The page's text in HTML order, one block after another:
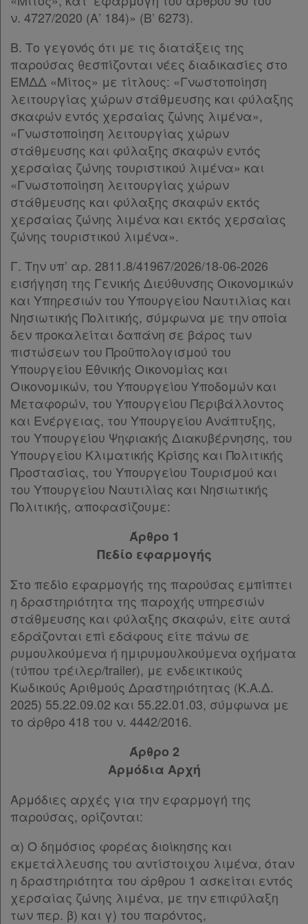
Απόκτηση
Συνδρομής
Ατομική
συνδρομή
Ομαδικά
πακέτα
Παροχές
σε
συνδρομητές
Ενεργοί
συνδρομητές
Τα
αγαπημένα
μου
Οι
σημειώσεις
και
δε
βρίσκω
ν. 4727/2020 (Α’ 184)» (Β’ 6273).
Β. Το γεγονός ότι με τις διατάξεις της
παρούσας θεσπίζονται νέες διαδικασίες στο
ΕΜΔΔ «Μίτος» με τίτλους: «Γνωστοποίηση
λειτουργίας χώρων στάθμευσης και φύλαξης
σκαφών εντός χερσαίας ζώνης λιμένα»,
«Γνωστοποίηση λειτουργίας χώρων
στάθμευσης και φύλαξης σκαφών εντός
χερσαίας ζώνης τουριστικού λιμένα» και
«Γνωστοποίηση λειτουργίας χώρων
στάθμευσης και φύλαξης σκαφών εκτός
χερσαίας ζώνης λιμένα και εκτός χερσαίας
ζώνης τουριστικού λιμένα».
Γ. Την υπ’ αρ. 2811.8/41967/2026/18-06-2026
εισήγηση της Γενικής Διεύθυνσης Οικονομικών
και Υπηρεσιών του Υπουργείου Ναυτιλίας και
Νησιωτικής Πολιτικής, σύμφωνα με την οποία
δεν προκαλείται δαπάνη σε βάρος των
πιστώσεων του Προϋπολογισμού του
Υπουργείου Εθνικής Οικονομίας και
Οικονομικών, του Υπουργείου Υποδομών και
Μεταφορών, του Υπουργείου Περιβάλλοντος
και Ενέργειας, του Υπουργείου Ανάπτυξης,
του Υπουργείου Ψηφιακής Διακυβέρνησης, του
Υπουργείου Κλιματικής Κρίσης και Πολιτικής
Προστασίας, του Υπουργείου Τουρισμού και
του Υπουργείου Ναυτιλίας και Νησιωτικής
Πολιτικής, αποφασίζουμε:
Άρθρο 1
Πεδίο εφαρμογής
Στο πεδίο εφαρμογής της παρούσας εμπίπτει
η δραστηριότητα της παροχής υπηρεσιών
στάθμευσης και φύλαξης σκαφών, είτε αυτά
εδράζονται επί εδάφους είτε πάνω σε
ρυμουλκούμενα ή ημιρυμουλκούμενα οχήματα
(τύπου τρέιλερ/trailer), με ενδεικτικούς
Κωδικούς Αριθμούς Δραστηριότητας (Κ.Α.Δ.
2025) 55.22.09.02 και 55.22.01.03, σύμφωνα με
το άρθρο 418 του ν. 4442/2016.
Άρθρο 2
Αρμόδια Αρχή
Αρμόδιες αρχές για την εφαρμογή της
παρούσας, ορίζονται:
α) Ο δημόσιος φορέας διοίκησης και
εκμετάλλευσης του αντίστοιχου λιμένα, όταν
η δραστηριότητα του άρθρου 1 ασκείται εντός
χερσαίας ζώνης λιμένα, με την επιφύλαξη
των περ. β) και γ) του παρόντος,